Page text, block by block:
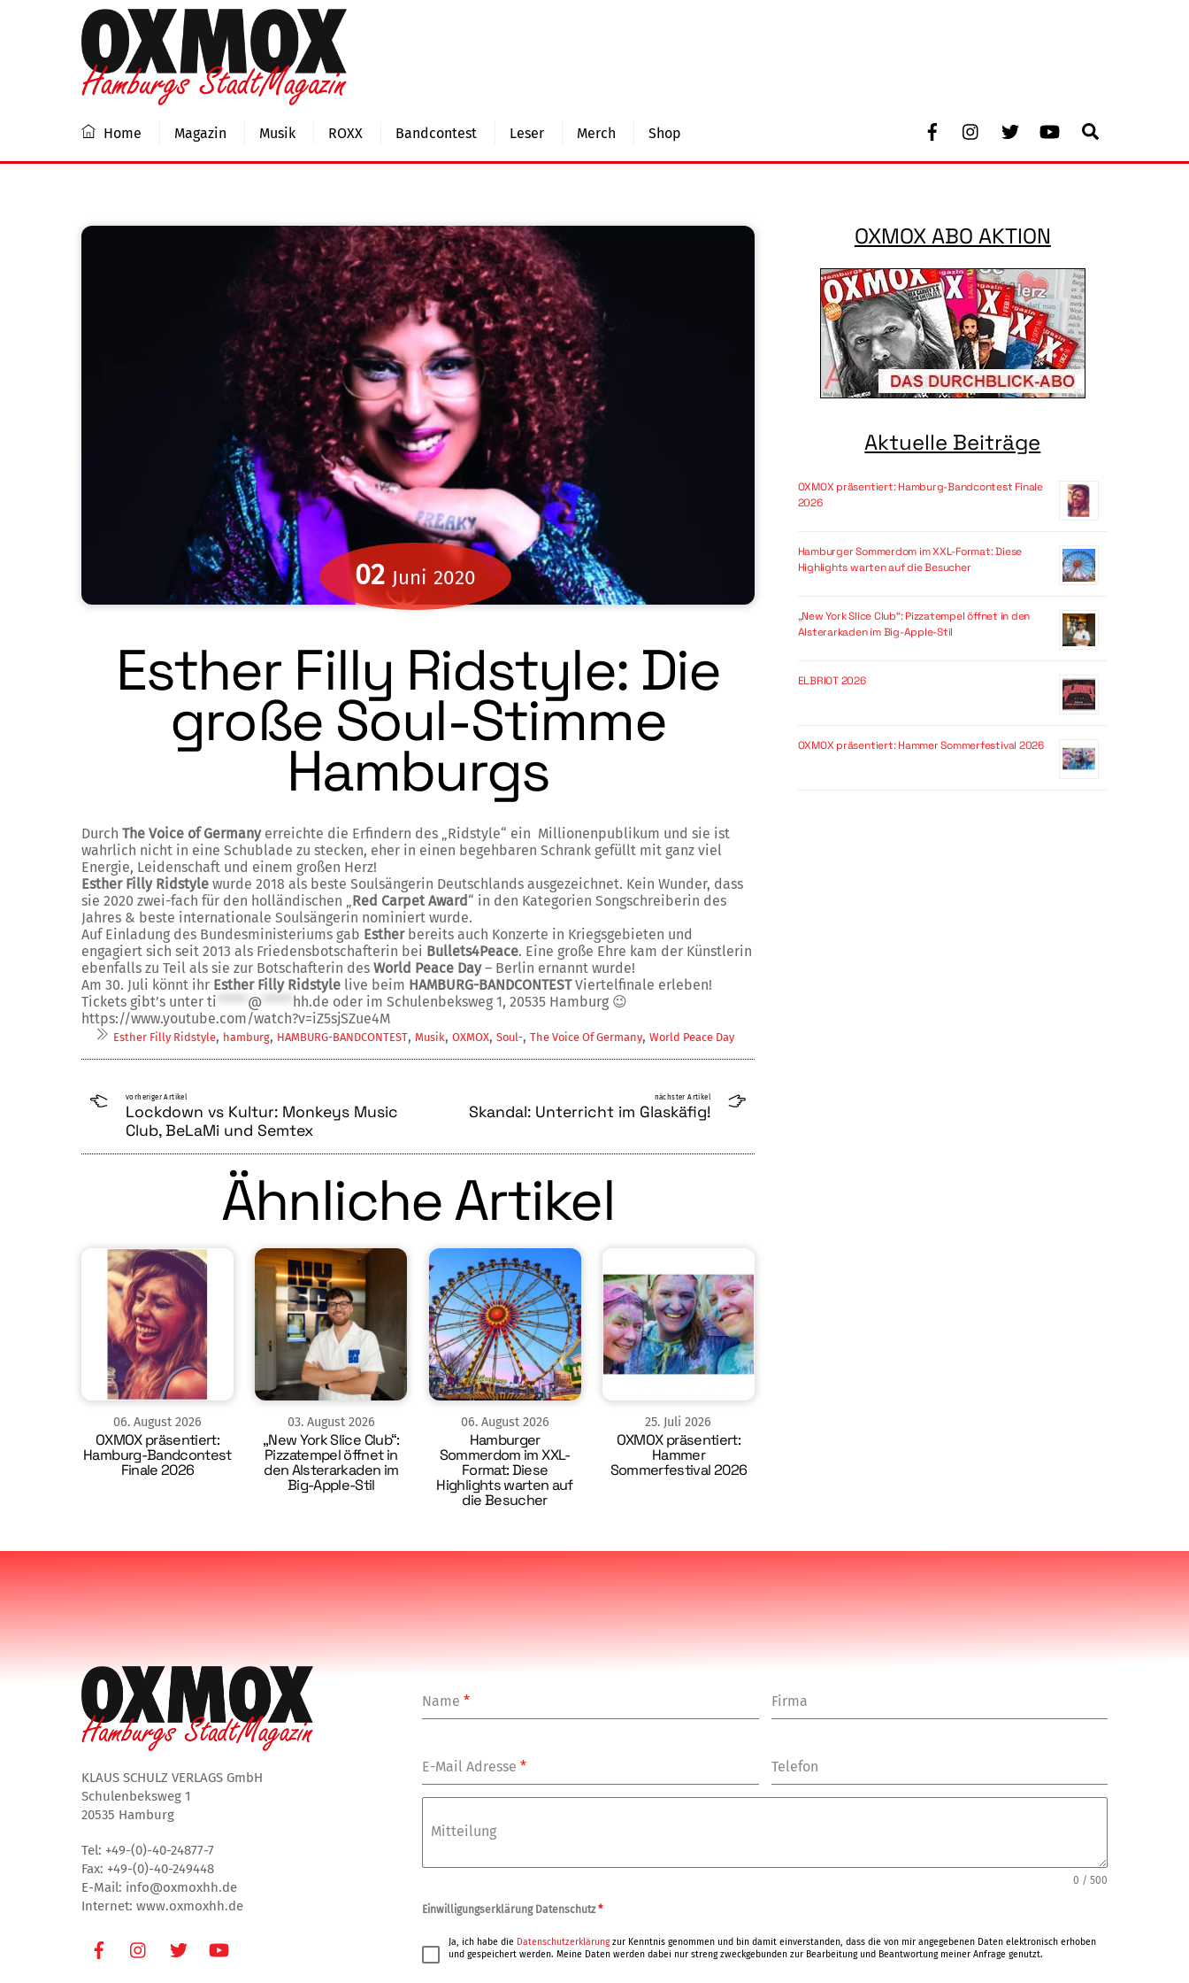
Facebook Youtube
Home Magazin Musik ROXX Bandcontest Leser Merch Shop
02 Juni 2020
Esther Filly Ridstyle: Die
große Soul-Stimme
Hamburgs
Durch The Voice of Germanyerreichte die Erfindern des „Ridstyle“ ein Millionenpublikum und sie ist
wahrlich nicht in eine Schublade zu stecken, eher in einen begehbaren Schrank gefüllt mit ganz viel
Energie, Leidenschaft und einem großen Herz!
Esther Filly Ridstyle wurde 2018 als beste Soulsängerin Deutschlands ausgezeichnet. Kein Wunder, dass
sie 2020 zwei-fach für den holländischen „Red Carpet Award“ in den Kategorien Songschreiberin des
Jahres & beste internationale Soulsängerin nominiert wurde.
Auf Einladung des Bundesministeriums gab Estherbereits auch Konzerte in Kriegsgebieten und
engagiert sich seit 2013 als Friedensbotschafterin bei Bullets4Peace. Eine große Ehre kam der Künstlerin
ebenfalls zu Teil als sie zur Botschafterin des World Peace Day– Berlin ernannt wurde!
Am 30. Juli könnt ihr Esther Filly Ridstyle live beim HAMBURG-BANDCONTESTViertelfinale erleben!
Tickets gibt’s unter ti ***** @ ***** hh.de oder im Schulenbeksweg 1, 20535 Hamburg 😉
https://www.youtube.com/watch?v=iZ5sjSZue4M
Esther Filly Ridstyle, hamburg, HAMBURG-BANDCONTEST,Musik,OXMOX,Soul-,The Voice Of Germany,World Peace Day
vorheriger Artikel
Lockdown vs Kultur: Monkeys Music
Club, BeLaMi und Semtex
nächster Artikel
Skandal: Unterricht im Glaskäfig!
Ähnliche Artikel
06. August 2026
OXMOX präsentiert:
Hamburg-Bandcontest
Finale 2026
03. August 2026
„New York Slice Club“:
Pizzatempel öffnet in
den Alsterarkaden im
Big-Apple-Stil
06. August 2026
Hamburger
Sommerdom im XXL-
Format: Diese
Highlights warten auf
die Besucher
25. Juli 2026
OXMOX präsentiert:
Hammer
Sommerfestival 2026
OXMOX ABO AKTION
Aktuelle Beiträge
OXMOX präsentiert: Hamburg-Bandcontest Finale
2026
Hamburger Sommerdom im XXL-Format: Diese
Highlights warten auf die Besucher
„New York Slice Club“: Pizzatempel öffnet in den
Alsterarkaden im Big-Apple-Stil
ELBRIOT 2026
OXMOX präsentiert: Hammer Sommerfestival 2026
KLAUS SCHULZ VERLAGS GmbH
Schulenbeksweg 1
20535 Hamburg
Tel: +49-(0)-40-24877-7
Fax: +49-(0)-40-249448
E-Mail: info@oxmoxhh.de
Internet: www.oxmoxhh.de
Facebook
Name* Firma
E-Mail Adresse* Telefon
Mitteilung
0 / 500
Einwilligungserklärung Datenschutz*
Ja, ich habe die Datenschutzerklärungzur Kenntnis genommen und bin damit einverstanden, dass die von mir angegebenen Daten elektronisch erhoben
und gespeichert werden. Meine Daten werden dabei nur streng zweckgebunden zur Bearbeitung und Beantwortung meiner Anfrage genutzt.